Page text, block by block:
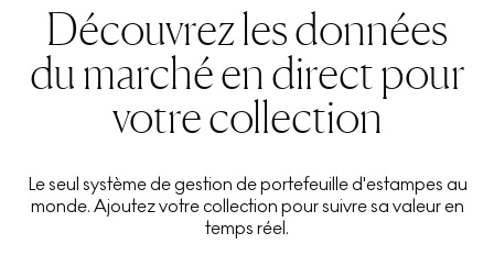
Découvrez les données
du marché en direct pour
votre collection
Le seul système de gestion de portefeuille d'estampes au
monde. Ajoutez votre collection pour suivre sa valeur en
temps réel.